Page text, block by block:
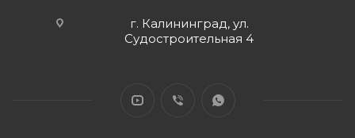
г. Калининград, ул.
Судостроительная 4